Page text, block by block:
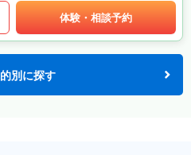
体験・相談予約
別に探す